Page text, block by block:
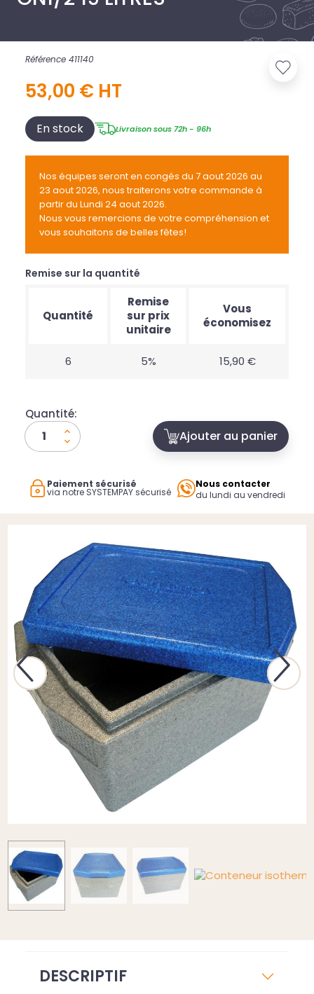
Référence 411140
53,00 € HT
En stock Livraison sous 72h - 96h
Nos équipes seront en congés du 7 aout 2026 au
23 aout 2026, nous traiterons votre commande à
partir du Lundi 24 aout 2026.
Nous vous remercions de votre compréhension et
vous souhaitons de belles fêtes!
Remise sur la quantité
Quantité
Remise
sur prix
unitaire
Vous
économisez
6 5% 15,90 €
Quantité:
Ajouter au panier
Paiement sécurisé
via notre SYSTEMPAY sécurisé
Nous contacter
du lundi au vendredi
Previous Next
DESCRIPTIF